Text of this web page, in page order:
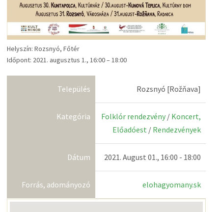
Helyszín: Rozsnyó, Főtér
Időpont: 2021. augusztus 1., 16:00 – 18:00
Település Rozsnyó [Rožňava]
Kategória Folklór rendezvény / Koncert,
Előadóest / Rendezvények
Dátum 2021. August 01., 16:00 - 18:00
Forrás, adományozó elohagyomany.sk